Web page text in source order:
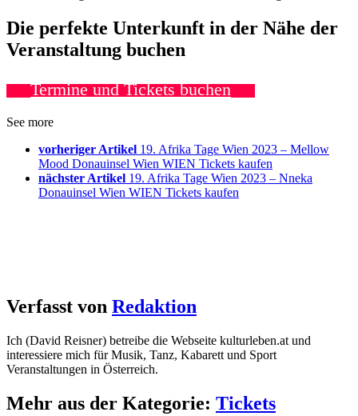
Die perfekte Unterkunft in der Nähe der
Veranstaltung buchen
Termine und Tickets buchen
See more
vorheriger Artikel 19. Afrika Tage Wien 2023 – Mellow
Mood Donauinsel Wien WIEN Tickets kaufen
nächster Artikel 19. Afrika Tage Wien 2023 – Nneka
Donauinsel Wien WIEN Tickets kaufen
Verfasst von Redaktion
Ich (David Reisner) betreibe die Webseite kulturleben.at und
interessiere mich für Musik, Tanz, Kabarett und Sport
Veranstaltungen in Österreich.
Mehr aus der Kategorie: Tickets